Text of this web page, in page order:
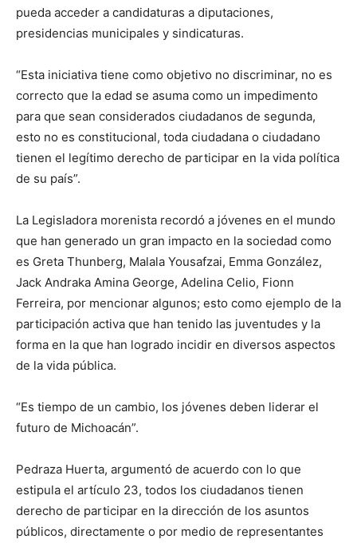
pueda acceder a candidaturas a diputaciones,
presidencias municipales y sindicaturas.
“Esta iniciativa tiene como objetivo no discriminar, no es
correcto que la edad se asuma como un impedimento
para que sean considerados ciudadanos de segunda,
esto no es constitucional, toda ciudadana o ciudadano
tienen el legítimo derecho de participar en la vida política
de su país”.
La Legisladora morenista recordó a jóvenes en el mundo
que han generado un gran impacto en la sociedad como
es Greta Thunberg, Malala Yousafzai, Emma González,
Jack Andraka Amina George, Adelina Celio, Fionn
Ferreira, por mencionar algunos; esto como ejemplo de la
participación activa que han tenido las juventudes y la
forma en la que han logrado incidir en diversos aspectos
de la vida pública.
“Es tiempo de un cambio, los jóvenes deben liderar el
futuro de Michoacán”.
Pedraza Huerta, argumentó de acuerdo con lo que
estipula el artículo 23, todos los ciudadanos tienen
derecho de participar en la dirección de los asuntos
públicos, directamente o por medio de representantes